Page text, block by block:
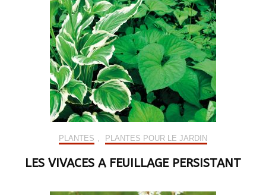
PLANTES PLANTES POUR LE JARDIN
LES VIVACES A FEUILLAGE PERSISTANT